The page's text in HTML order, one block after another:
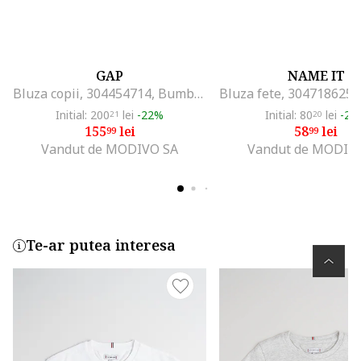
GAP
Bluza copii, 304454714, Bumbac/Poliester, Negru, Negru
Initial: 20021 lei -22%
15599lei
Vandut de MODIVO SA
NAME IT
Initial: 8020 lei -
5899lei
Vandut de
Te-ar putea interesa